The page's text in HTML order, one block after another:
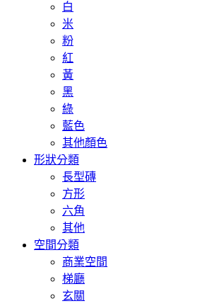
白
米
粉
紅
黃
黑
綠
藍色
其他顏色
形狀分類
長型磚
方形
六角
其他
空間分類
商業空間
梯廳
玄關